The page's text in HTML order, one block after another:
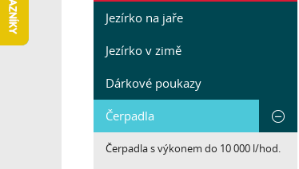
Jezírko na jaře
Jezírko v zimě
Dárkové poukazy
Čerpadla
Čerpadla s výkonem do 10 000 l/hod.